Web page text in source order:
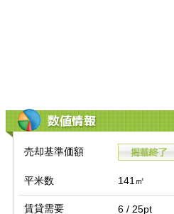
数値情報
売却基準価額
平米数 141㎡
賃貸需要 6 / 25pt